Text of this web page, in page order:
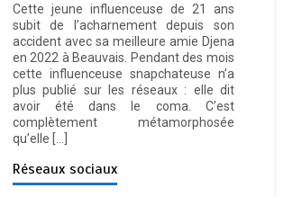
Cette jeune influenceuse de 21 ans
subit de l’acharnement depuis son
accident avec sa meilleure amie Djena
en 2022 à Beauvais. Pendant des mois
cette influenceuse snapchateuse n’a
plus publié sur les réseaux : elle dit
avoir été dans le coma. C’est
complètement métamorphosée
qu’elle […]
Réseaux sociaux